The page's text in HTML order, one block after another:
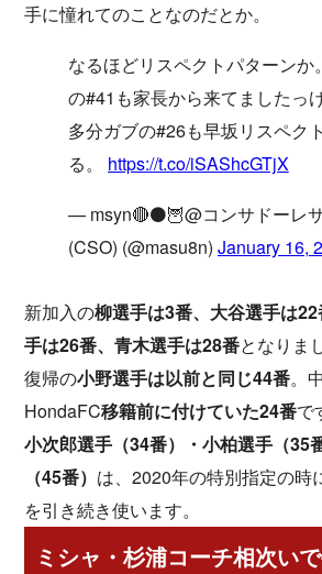
手に憧れてのことなのだとか。
なるほどリスペクトパターンか
の#41も家長から来てましたっけ
多分ガブの#26も早坂リスペク
る。 https://t.co/iSAShcGTjX
— msyn🔴⚫🦉@コンサドーレ
(CSO) (@masu8n) January 16,
新加入の柳選手は3番、大谷選手は
手は26番、青木選手は28番となりま
復帰の小野選手は以前と同じ44番。
HondaFC移籍前に付けていた24番で
小次郎選手（34番）・小柏選手（35
（45番） は、2020年の特別指定の時
を引き続き使います。
ミシャ・杉浦コーチ相次い